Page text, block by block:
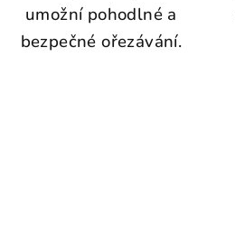
umožní pohodlné a
bezpečné ořezávání.